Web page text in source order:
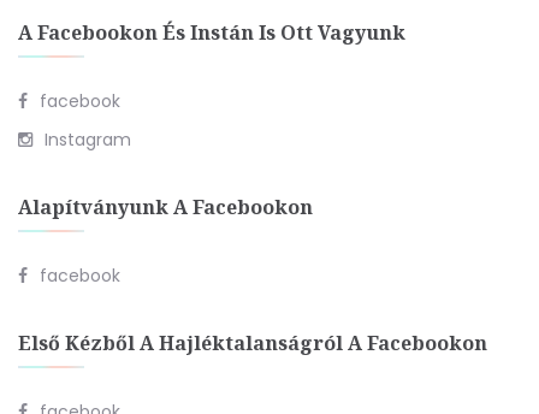
A Facebookon És Instán Is Ott Vagyunk
facebook
Instagram
Alapítványunk A Facebookon
facebook
Első Kézből A Hajléktalanságról A Facebookon